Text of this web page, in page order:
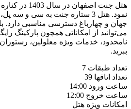
هتل جنت اصفهان
نمود. هتل 3 ستاره جنت به سی و
جهان و چهارباغ دسترسی مناسبی دارد.
می‌توانید از امکاناتی همچون پارکینگ
نامحدود، خدمات ویژه معلولین،
ببرید.
تعداد طبقات 7
تعداد اتاقها 39
ساعت ورود 14:00
ساعت خروج 12:00
امکانات ویژه هتل